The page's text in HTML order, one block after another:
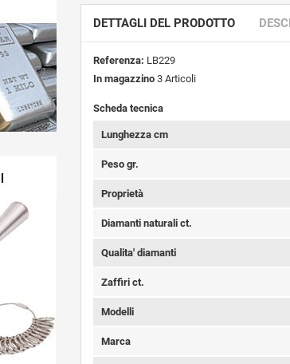
DETTAGLI DEL PRODOTTO
Referenza: LB229
In magazzino 3 Articoli
Scheda tecnica
Lunghezza cm
Peso gr.
Proprietà
Diamanti naturali ct.
Qualita' diamanti
Zaffiri ct.
Modelli
Marca